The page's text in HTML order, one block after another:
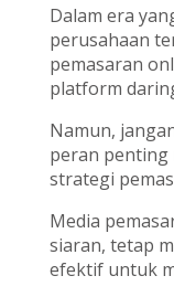
Dalam era
perusahaan
pemasaran
platform
Namun,
peran penting
strategi
Media
siaran, tetap
efektif untuk